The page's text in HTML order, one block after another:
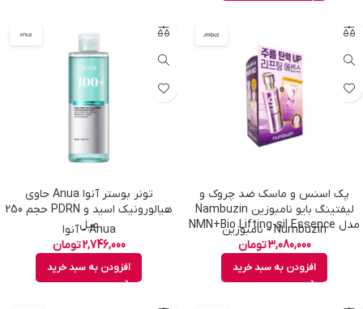
پک اسنس و ماسک ضد چروک و
لیفتینگ بایو نامبوزین Nambuzin
مدل NMN+Bio Lifting-sil Essence
Numbuzin - نامبوزین
3,080,000تومان
افزودن به سبد خرید
تونر بوستر آنوا Anua حاوی
هیالورونیک اسید و PDRN حجم 250
میلAnua - آنوا
2,746,000تومان
افزودن به سبد خرید